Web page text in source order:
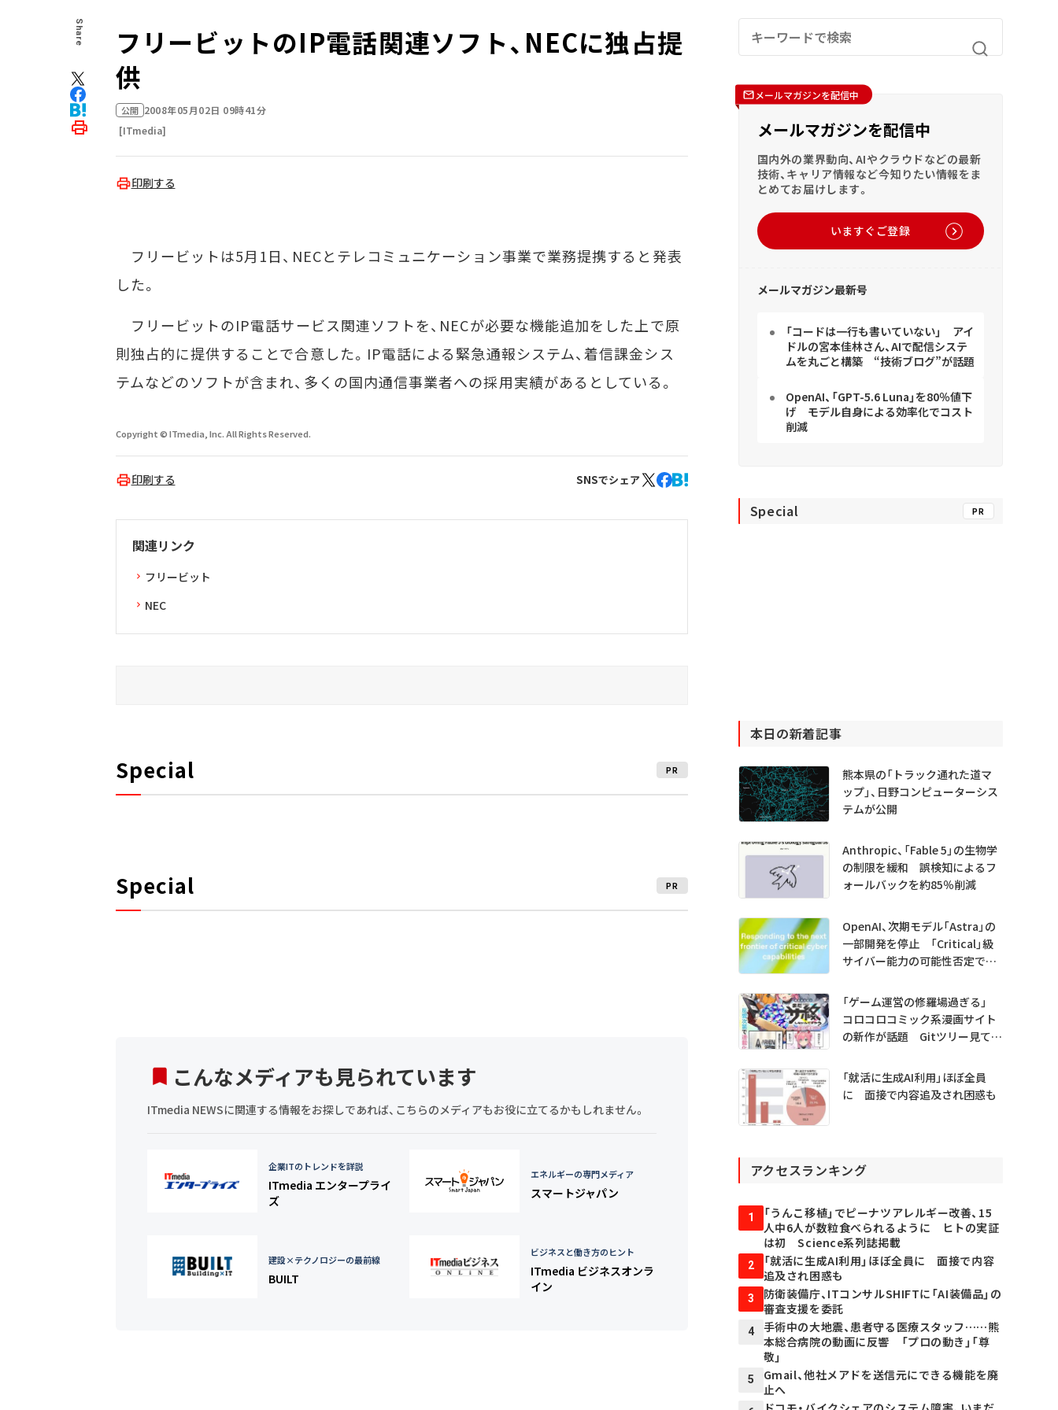
Share
フリービットのIP電話関連ソフト、NECに独占提
供
公開 2008年05月02日 09時41分
[ITmedia]
印刷する
フリービットは5月1日、NECとテレコミュニケーション事業で業務提携すると発表
した。
フリービットのIP電話サービス関連ソフトを、NECが必要な機能追加をした上で原
則独占的に提供することで合意した。IP電話による緊急通報システム、着信課金シス
テムなどのソフトが含まれ、多くの国内通信事業者への採用実績があるとしている。
Copyright © ITmedia, Inc. All Rights Reserved.
印刷する SNSでシェア
関連リンク
フリービット
NEC
Special PR
Special PR
こんなメディアも見られています
ITmedia NEWSに関連する情報をお探しであれば、こちらのメディアもお役に立てるかもしれません。
企業ITのトレンドを詳説
ITmedia エンタープライ
ズ
エネルギーの専門メディア
スマートジャパン
建設×テクノロジーの最前線
BUILT
ビジネスと働き方のヒント
ITmedia ビジネスオンラ
イン
メールマガジンを配信中
メールマガジンを配信中
国内外の業界動向、AIやクラウドなどの最新
技術、キャリア情報など今知りたい情報をま
とめてお届けします。
いますぐご登録
メールマガジン最新号
「コードは一行も書いていない」 アイ
ドルの宮本佳林さん、AIで配信システ
ムを丸ごと構築 “技術ブログ”が話題
OpenAI、「GPT-5.6 Luna」を80％値下
げ モデル自身による効率化でコスト
削減
Special PR
本日の新着記事
熊本県の「トラック通れた道マ
ップ」、日野コンピューターシス
テムが公開
Anthropic、「Fable 5」の生物学
の制限を緩和 誤検知によるフ
ォールバックを約85％削減
OpenAI、次期モデル「Astra」の
一部開発を停止 「Critical」級
サイバー能力の可能性否定でき
「ゲーム運営の修羅場過ぎる」
コロコロコミック系漫画サイト
の新作が話題 Gitツリー見てガ
「就活に生成AI利用」ほぼ全員
に 面接で内容追及され困惑も
アクセスランキング
1
「うんこ移植」でピーナツアレルギー改善、15
人中6人が数粒食べられるように ヒトの実証
は初 Science系列誌掲載
2
「就活に生成AI利用」ほぼ全員に 面接で内容
追及され困惑も
3
防衛装備庁、ITコンサルSHIFTに「AI装備品」の
審査支援を委託
4
手術中の大地震、患者守る医療スタッフ……熊
本総合病院の動画に反響 「プロの動き」「尊
敬」
5
Gmail、他社メアドを送信元にできる機能を廃
止へ